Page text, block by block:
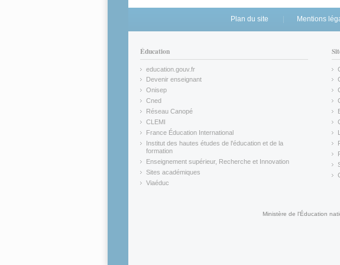
Plan du site Mentions
Éducation
education.gouv.fr
(link is external)
Devenir enseignant
(link is external)
Onisep
(link is external)
Cned
(link is external)
Réseau Canopé
(link is external)
CLEMI
(link is external)
France Éducation International
(link is external)
Institut des hautes études de l'éducation et de la
formation
(link is external)
Enseignement supérieur, Recherche et Innovation
(link is external)
Sites académiques
(link is external)
Viaéduc
Ministère de l'Éducation